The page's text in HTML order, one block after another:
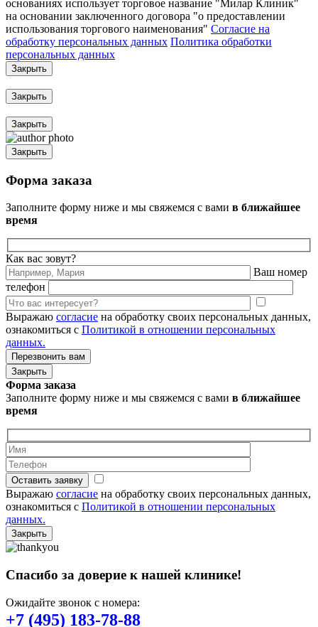
основаниях использует торговое название "Милар Клиник"
на основании заключенного договора "о предоставлении
использования торгового наименования" Согласие на
обработку персональных данных Политика обработки
персональных данных
Закрыть
Закрыть
Закрыть
Закрыть
Форма заказа
Заполните форму ниже и мы свяжемся с вами в ближайшее
время
Как вас зовут?
Ваш номер
телефон
Выражаю согласие на обработку своих персональных данных,
ознакомиться с Политикой в отношении персональных
данных.
Закрыть
Форма заказа
Заполните форму ниже и мы свяжемся с вами в ближайшее
время
Оставить заявку
Выражаю согласие на обработку своих персональных данных,
ознакомиться с Политикой в отношении персональных
данных.
Закрыть
Спасибо за доверие к нашей клинике!
Ожидайте звонок с номера:
+7 (495) 183-78-88